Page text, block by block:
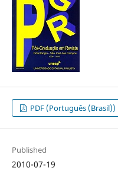
PDF (Português (Brasil))
Published
2010-07-19